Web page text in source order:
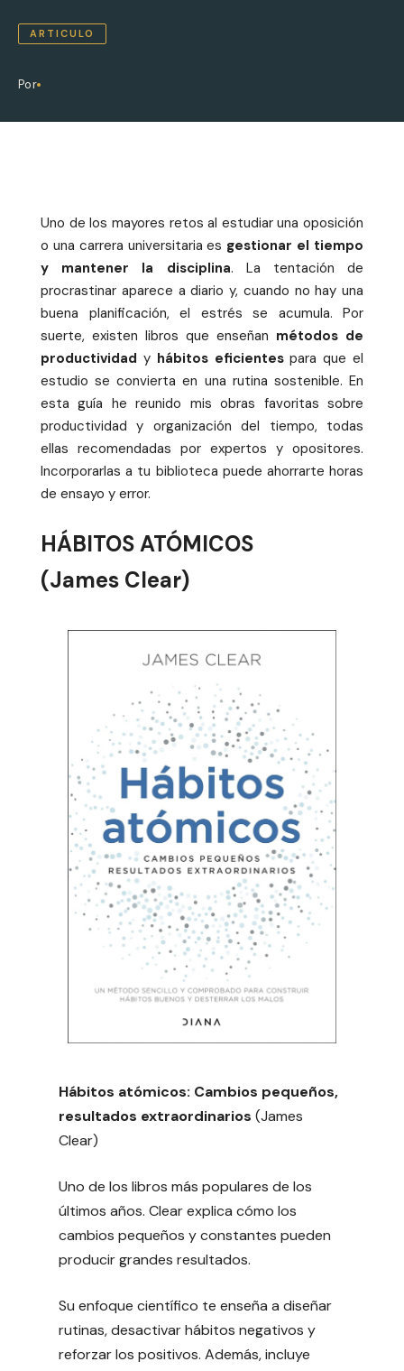
ARTICULO
Por
Uno de los mayores retos al estudiar una oposición
o una carrera universitaria es gestionar el tiempo
y mantener la disciplina. La tentación de
procrastinar aparece a diario y, cuando no hay una
buena planificación, el estrés se acumula. Por
suerte, existen libros que enseñan métodos de
productividad y hábitos eficientespara que el
estudio se convierta en una rutina sostenible. En
esta guía he reunido mis obras favoritas sobre
productividad y organización del tiempo, todas
ellas recomendadas por expertos y opositores.
Incorporarlas a tu biblioteca puede ahorrarte horas
de ensayo y error.
HÁBITOS ATÓMICOS
(James Clear)
Hábitos atómicos: Cambios pequeños,
resultados extraordinarios (James
Clear)
Uno de los libros más populares de los
últimos años. Clear explica cómo los
cambios pequeños y constantes pueden
producir grandes resultados.
Su enfoque científico te enseña a diseñar
rutinas, desactivar hábitos negativos y
reforzar los positivos. Además, incluye